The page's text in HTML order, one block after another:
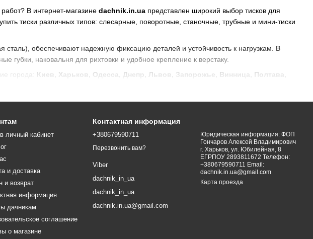
В интернет-магазине dachnik.in.ua представлен широкий выбор тисков для
тиски различных типов: слесарные, поворотные, станочные, трубные и мини-тиски
сталь), обеспечивают надежную фиксацию деталей и устойчивость к нагрузкам. В
наковальня для рихтовки и удобное крепление к верстаку.
города: Киев, Харьков, Одесса, Днепр, Львов, Запорожье, Винница, Полтава,
и при получении. Оформляйте заказ на dachnik.in.ua — выбирайте качественные
личный кабинет
и доставка
и возврат
информация
дачникам
соглашение
о магазине
Контактная информация
+380679590711
Перезвонить вам?
Viber
dachnik_in_ua
dachnik_in_ua
dachnik.in.ua@gmail.com
Юридическая информация: ФОП
Гончаров Алексей Владимирович
г. Харьков, ул. Юбилейная, 8
ЕГРПОУ 2893811672 Телефон:
+380679590711 Email:
dachnik.in.ua@gmail.com
Карта проезда